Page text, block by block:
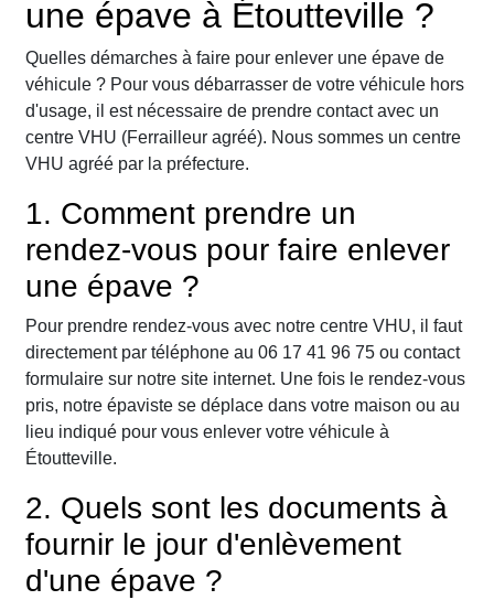
une épave à Étoutteville ?
Quelles démarches à faire pour enlever une épave de
véhicule ? Pour vous débarrasser de votre véhicule hors
d'usage, il est nécessaire de prendre contact avec un
centre VHU (Ferrailleur agréé). Nous sommes un centre
VHU agréé par la préfecture.
1. Comment prendre un
rendez-vous pour faire enlever
une épave ?
Pour prendre rendez-vous avec notre centre VHU, il faut
directement par téléphone au 06 17 41 96 75 ou contact
formulaire sur notre site internet. Une fois le rendez-vous
pris, notre épaviste se déplace dans votre maison ou au
lieu indiqué pour vous enlever votre véhicule à
Étoutteville.
2. Quels sont les documents à
fournir le jour d'enlèvement
d'une épave ?